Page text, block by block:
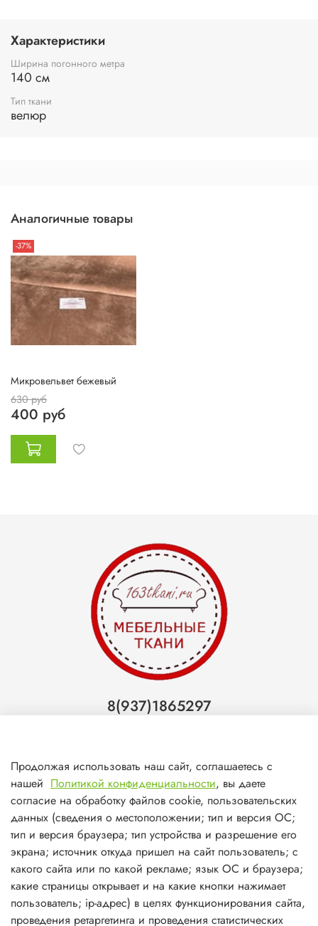
Характеристики
Ширина погонного метра
140 см
Тип ткани
велюр
Аналогичные товары
-37%
Микровельвет бежевый
630 руб
400 руб
О магазине
8(937)1865297
Самара (ТЦ МегаМебель)
8(927)7360008
Самара (ст.м. Победа)
Продолжая использовать наш сайт, соглашаетесь с
нашей Политикой конфиденциальности, вы даете
согласие на обработку файлов cookie, пользовательских
данных (сведения о местоположении; тип и версия ОС;
тип и версия браузера; тип устройства и разрешение его
экрана; источник откуда пришел на сайт пользователь; с
какого сайта или по какой рекламе; язык ОС и браузера;
какие страницы открывает и на какие кнопки нажимает
пользователь; ip-адрес) в целях функционирования сайта,
проведения ретаргетинга и проведения статистических